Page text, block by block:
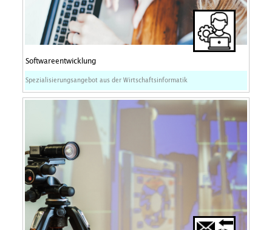
Softwareentwicklung
Spezialisierungsangebot aus der Wirtschaftsinformatik